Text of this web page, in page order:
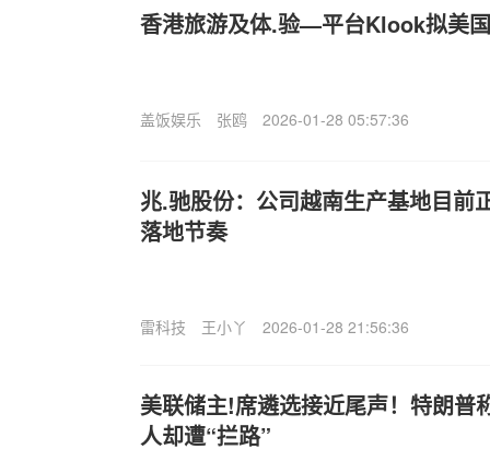
香港旅游及体.验—平台Klook拟美
盖饭娱乐 张鸥 2026-01-28 05:57:36
兆.驰股份：公司越南生产基地目前
落地节奏
雷科技 王小丫 2026-01-28 21:56:36
美联储主!席遴选接近尾声！特朗普
人却遭“拦路”